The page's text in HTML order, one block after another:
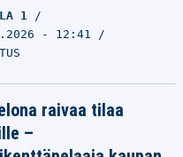
1
- 12:41
raivaa tilaa
–